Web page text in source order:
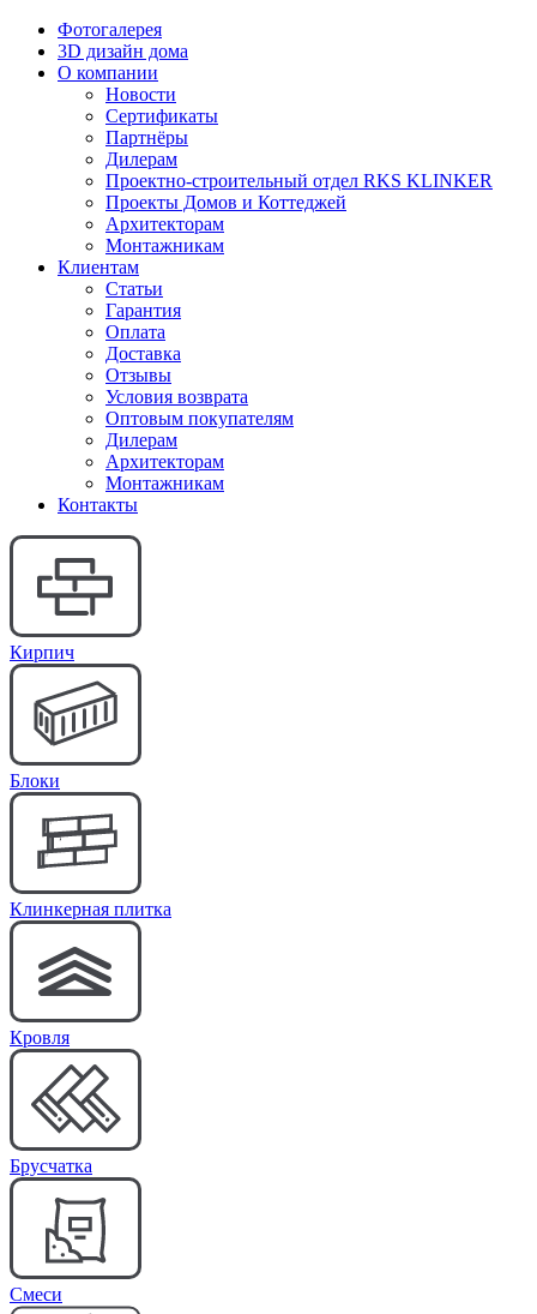
Фотогалерея
3D дизайн дома
О компании
Новости
Сертификаты
Партнёры
Дилерам
Проектно-строительный отдел RKS KLINKER
Проекты Домов и Коттеджей
Архитекторам
Монтажникам
Клиентам
Статьи
Гарантия
Оплата
Доставка
Отзывы
Условия возврата
Оптовым покупателям
Дилерам
Архитекторам
Монтажникам
Контакты
Кирпич
Блоки
Клинкерная плитка
Кровля
Брусчатка
Cмеси